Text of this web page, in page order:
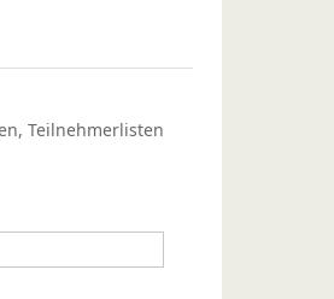
Teilnehmerlisten